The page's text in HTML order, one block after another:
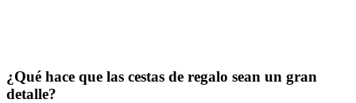
¿Qué hace que las cestas de regalo sean un gran
detalle?